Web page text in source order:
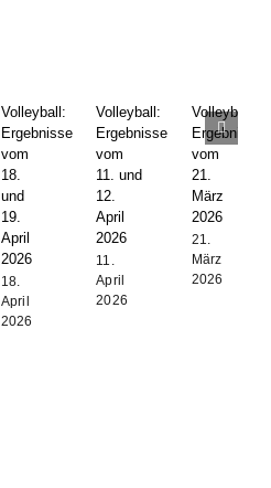
Volleyball:
Ergebnisse
vom
18.
und
19.
April
2026
18.
April
2026
Volleyball:
Ergebnisse
vom
11. und
12.
April
2026
11.
April
2026
Volleyball:
Ergebnis
vom
21.
März
2026
21.
März
2026